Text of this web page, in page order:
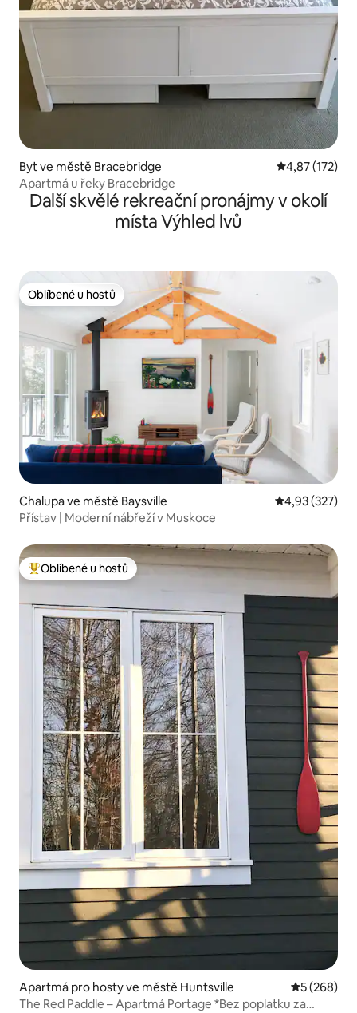
Byt ve městě Bracebridge Průměrné
4,87 (172)
Apartmá u řeky Bracebridge
Další skvělé rekreační pronájmy v okolí
místa Výhled lvů
Oblíbené u hostů
Oblíbené u hostů
Chalupa ve městě Baysville Průměrné
4,93 (327)
Přístav | Moderní nábřeží v Muskoce
Nejlepší v kategorii Oblíbené u hostů
Oblíbené u hostů
Apartmá pro hosty ve městě Huntsville Průměrné
5 (268)
The Red Paddle – Apartmá Portage *Bez poplatku za